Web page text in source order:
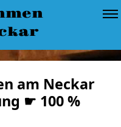
am Neckar
☛ 100 %